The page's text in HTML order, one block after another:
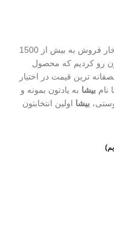
، با بیش از800 تا محصول، افتخار فروش به بیش از 1500
رو کردیم که محصول
ترین قیمت در اختیار
نام بیشا به یادتون بمونه و
بیشا اولین انتخابتون